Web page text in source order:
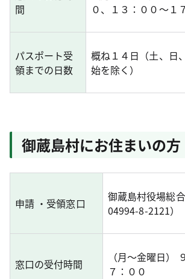
間
０、１３：００～１
パスポート受
領までの日数
概ね１４日（土、日
始を除く）
御蔵島村にお住まいの方
申請 ・受領窓口
御蔵島村役場総
04994-8-2121）
窓口の受付時間
（月～金曜日）
７：００